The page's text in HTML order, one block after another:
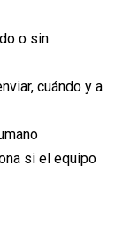
o sin
cuándo y a
si el equipo